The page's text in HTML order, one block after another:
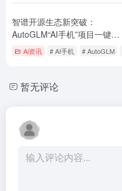
智谱开源生态新突破：
AutoGLM“AI手机”项目一键部
署，引领技术平权新实践
Ai资讯 # AI手机 # AutoGLM
暂无评论